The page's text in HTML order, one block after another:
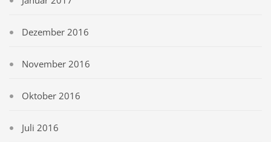
Dezember 2016
November 2016
Oktober 2016
Juli 2016